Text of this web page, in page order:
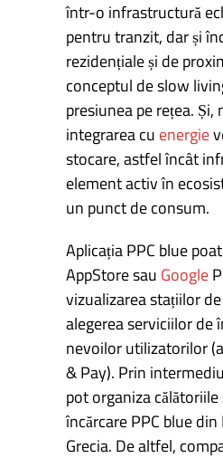
într-o infrastructură
pentru tranzit, dar și
rezidențiale și de
conceptul de slow
presiunea pe rețea.
integrarea cu energie
stocare, astfel încât
element activ în
un punct de consum.
Aplicația PPC blue
AppStore sau Google
vizualizarea stațiilor
alegerea serviciilor de
nevoilor utilizatorilor
& Pay). Prin
pot organiza
încărcare PPC blue
Grecia. De altfel,